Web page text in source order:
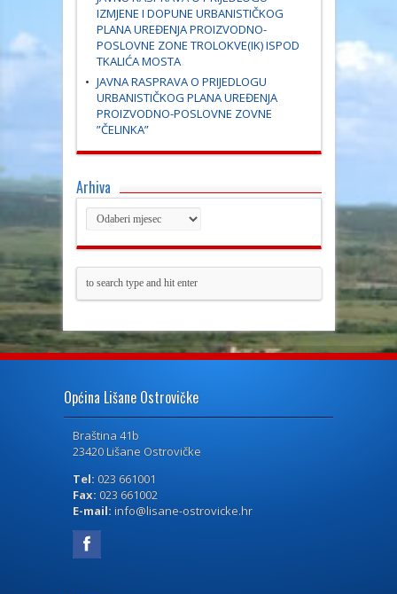
IZMJENE I DOPUNE URBANISTIČKOG
PLANA UREĐENJA PROIZVODNO-
POSLOVNE ZONE TROLOKVE(IK) ISPOD
TKALIĆA MOSTA
JAVNA RASPRAVA O PRIJEDLOGU
URBANISTIČKOG PLANA UREĐENJA
PROIZVODNO-POSLOVNE ZOVNE
”ČELINKA”
Arhiva
Općina Lišane Ostrovičke
Braština 41b
23420 Lišane Ostrovičke
Tel: 023 661001
Fax: 023 661002
E-mail: info@lisane-ostrovicke.hr